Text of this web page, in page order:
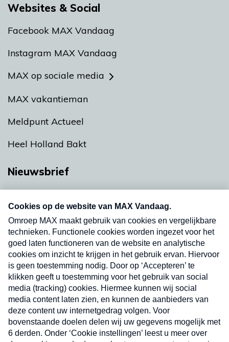
Websites & Social
Facebook MAX Vandaag
Instagram MAX Vandaag
MAX op sociale media
MAX vakantieman
Meldpunt Actueel
Heel Holland Bakt
Nieuwsbrief
nieuwsbrief. Elke vrijdag- en dinsdagochtend in
uw mailbox.
Verzend